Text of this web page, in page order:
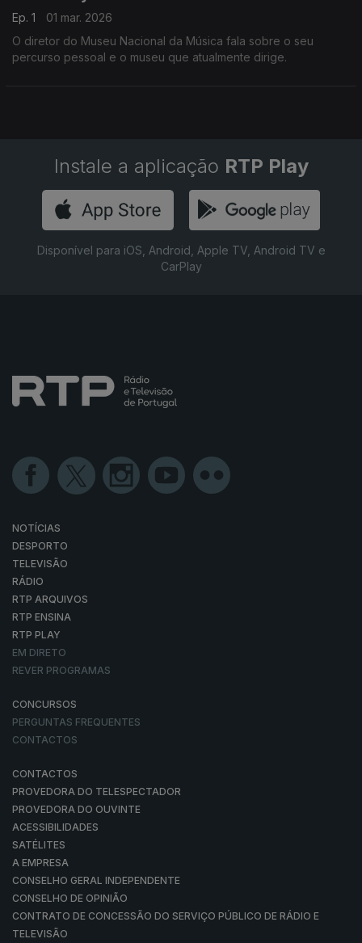
Ep. 1
01 mar. 2026
O diretor do Museu Nacional da Música fala sobre o seu
percurso pessoal e o museu que atualmente dirige.
Instale a aplicação RTP Play
Disponível para iOS, Android, Apple TV, Android TV e
CarPlay
NOTÍCIAS
DESPORTO
TELEVISÃO
RÁDIO
RTP ARQUIVOS
RTP ENSINA
RTP PLAY
EM DIRETO
REVER PROGRAMAS
CONCURSOS
PERGUNTAS FREQUENTES
CONTACTOS
CONTACTOS
PROVEDORA DO TELESPECTADOR
PROVEDORA DO OUVINTE
ACESSIBILIDADES
SATÉLITES
A EMPRESA
CONSELHO GERAL INDEPENDENTE
CONSELHO DE OPINIÃO
CONTRATO DE CONCESSÃO DO SERVIÇO PÚBLICO DE RÁDIO E
TELEVISÃO